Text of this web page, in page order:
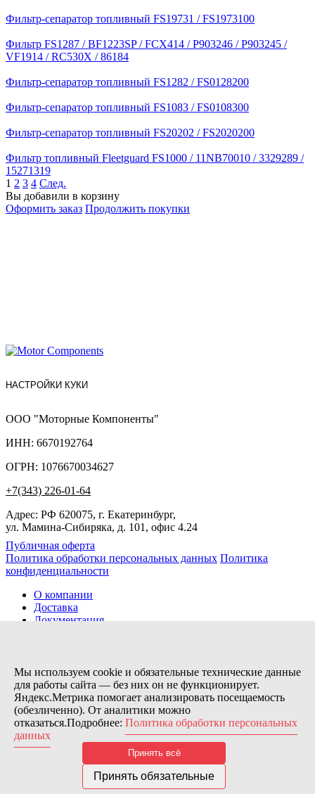
Фильтр-сепаратор топливный FS19731 / FS1973100
Фильтр FS1287 / BF1223SP / FCX414 / P903246 / P903245 /
VF1914 / RC530X / 86184
Фильтр-сепаратор топливный FS1282 / FS0128200
Фильтр-сепаратор топливный FS1083 / FS0108300
Фильтр-сепаратор топливный FS20202 / FS2020200
Фильтр топливный Fleetguard FS1000 / 11NB70010 / 3329289 /
15271319
1 2 3 4 След.
Вы добавили в корзину
Оформить заказ Продолжить покупки
НАСТРОЙКИ КУКИ
ООО "Моторные Компоненты"
ИНН: 6670192764
ОГРН: 1076670034627
+7(343) 226-01-64
Адрес: РФ 620075, г. Екатеринбург,
ул. Мамина-Сибиряка, д. 101, офис 4.24
Публичная оферта
Политика обработки персональных данных Политика
конфиденциальности
О компании
Доставка
Документация
Контакты
Заказов сегодня / Всего
56
11115
Нас можно найти тут:
© 2026 Motor Components. Все права защищены
Дизайн и разработка сайта
Nice’
В связи с возникшими затруднениями с поставками из-за
Мы используем cookie и обязательные технические данные
для работы сайта — без них он не функционирует.
Яндекс.Метрика помогает анализировать посещаемость
(обезличенно). От аналитики можно
отказаться.Подробнее: Политика обработки персональных
данных
Принять всё
Принять обязательные